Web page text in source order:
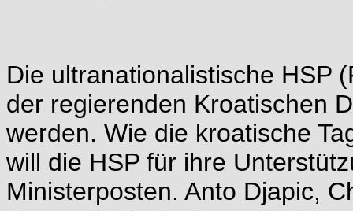
Die ultranationalistische HSP
der regierenden Kroatischen
werden. Wie die kroatische
will die HSP für ihre
Ministerposten. Anto Djapic,